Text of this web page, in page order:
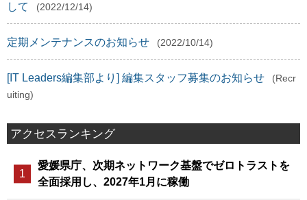
して
(2022/12/14)
定期メンテナンスのお知らせ (2022/10/14)
[IT Leaders編集部より] 編集スタッフ募集のお知らせ
(Recr
uiting)
アクセスランキング
愛媛県庁、次期ネットワーク基盤でゼロトラストを
全面採用し、2027年1月に稼働